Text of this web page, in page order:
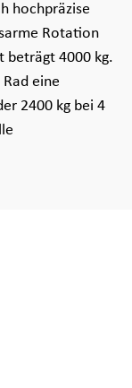
hochpräzise
Rotation
beträgt 4000 kg.
eine
2400 kg bei 4